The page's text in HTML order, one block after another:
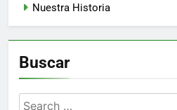
Nuestra Historia
Buscar
Search